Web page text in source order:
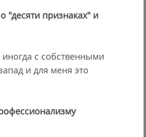
"десяти признаках" и
с собственными
и для меня это